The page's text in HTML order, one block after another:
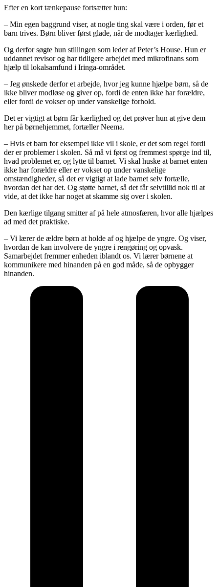
Efter en kort tænkepause fortsætter hun:
– Min egen baggrund viser, at nogle ting skal være i orden, før et
barn trives. Børn bliver først glade, når de modtager kærlighed.
Og derfor søgte hun stillingen som leder af Peter’s House. Hun er
uddannet revisor og har tidligere arbejdet med mikrofinans som
hjælp til lokalsamfund i Iringa-området.
– Jeg ønskede derfor et arbejde, hvor jeg kunne hjælpe børn, så de
ikke bliver modløse og giver op, fordi de enten ikke har forældre,
eller fordi de vokser op under vanskelige forhold.
Det er vigtigt at børn får kærlighed og det prøver hun at give dem
her på børnehjemmet, fortæller Neema.
– Hvis et barn for eksempel ikke vil i skole, er det som regel fordi
der er problemer i skolen. Så må vi først og fremmest spørge ind til,
hvad problemet er, og lytte til barnet. Vi skal huske at barnet enten
ikke har forældre eller er vokset op under vanskelige
omstændigheder, så det er vigtigt at lade barnet selv fortælle,
hvordan det har det. Og støtte barnet, så det får selvtillid nok til at
vide, at det ikke har noget at skamme sig over i skolen.
Den kærlige tilgang smitter af på hele atmosfæren, hvor alle hjælpes
ad med det praktiske.
– Vi lærer de ældre børn at holde af og hjælpe de yngre. Og viser,
hvordan de kan involvere de yngre i rengøring og opvask.
Samarbejdet fremmer enheden iblandt os. Vi lærer børnene at
kommunikere med hinanden på en god måde, så de opbygger
hinanden.